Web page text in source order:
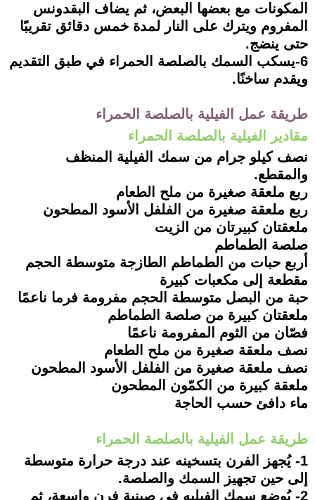
المكونات مع بعضها البعض، ثم يضاف البقدونس
المفروم ويترك على النار لمدة خمس دقائق تقريبًا
حتى ينضج.
6-يسكب السمك بالصلصة الحمراء في طبق التقديم
ويقدم ساخنًا.
طريقة عمل الفيلية بالصلصة الحمراء
مقادير الفيلية بالصلصة الحمراء
نصف كيلو جرام من سمك الفيلية المنظف
والمقطع.
ربع ملعقة صغيرة من ملح الطعام
ربع ملعقة صغيرة من الفلفل الأسود المطحون
ملعقتان كبيرتان من الزيت
صلصة الطماطم
أربع حبات من الطماطم الطازجة متوسطة الحجم
مقطعة إلى مكعبات كبيرة
حبة من البصل متوسطة الحجم مفرومة فرما ناعمًا
ملعقتان كبيرة من صلصة الطماطم
فصّان من الثوم المفرومة ناعمًا
نصف ملعقة صغيرة من ملح الطعام
نصف ملعقة صغيرة من الفلفل الأسود المطحون
ملعقة كبيرة من الكمّون المطحون
ماء دافئ حسب الحاجة
طريقة عمل الفيلية بالصلصة الحمراء
1- يُجهز الفرن بتسخينه عند درجة حرارة متوسطة
إلى حين تجهيز السمك والصلصة.
2- يُوضع سمك الفيليه في صينية فرن واسعة، ثم